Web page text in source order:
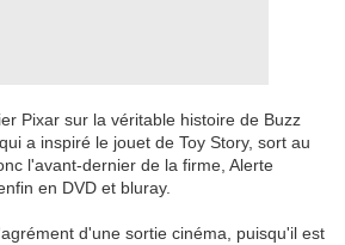
Pixar sur la véritable histoire de Buzz
a inspiré le jouet de Toy Story, sort au
l'avant-dernier de la firme, Alerte
en DVD et bluray.
d'une sortie cinéma, puisqu'il est